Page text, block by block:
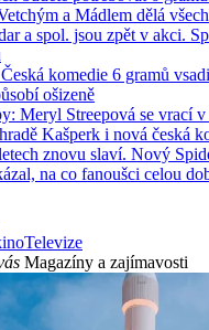
a Mádlem dělá
a spol. jsou zpět v akci.
komedie 6 gramů
ošizeně
Meryl Streepová se vrací
Kašperk i nová česká
znovu slaví. Nový
na co fanoušci celou
Televize
Magazíny a zajímavosti